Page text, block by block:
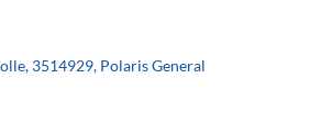
3514929, Polaris General